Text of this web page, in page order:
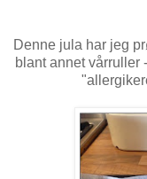
Denne jula har jeg
blant annet vårruller